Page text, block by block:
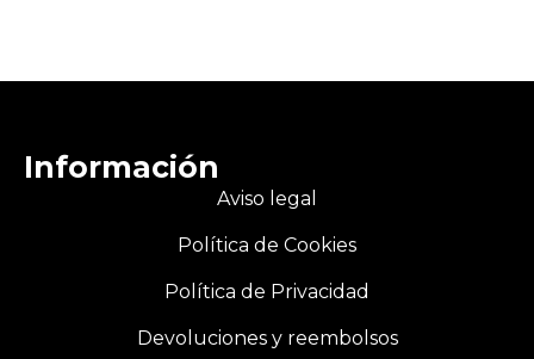
Información
Aviso legal
Política de Cookies
Política de Privacidad
Devoluciones y reembolsos